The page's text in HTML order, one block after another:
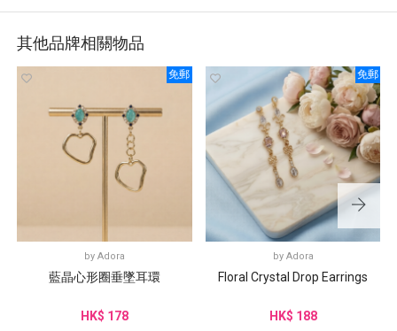
其他品牌相關物品
免郵
by Adora
藍晶心形圈垂墜耳環
HK$ 178
免郵
by Adora
Floral Crystal Drop Earrings
HK$ 188